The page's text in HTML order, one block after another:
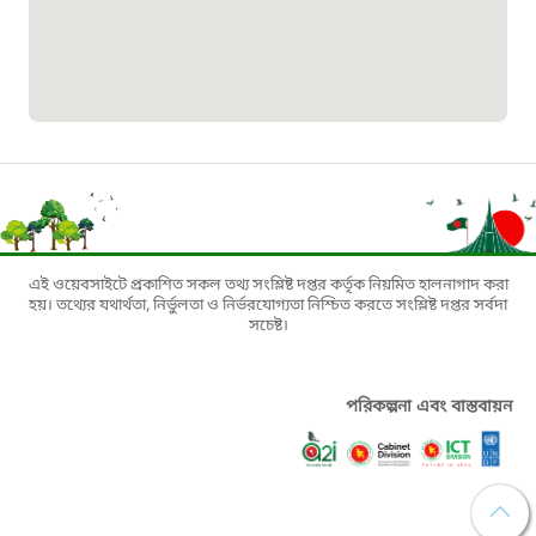
০১৯০৮৮৮৮৮৮৮
মাদকদ্রব্য নিয়ন্ত্রণ হটলাইন
১৬১১৩
জরুরী অভ্যন্তরীণ নৌ-পরিবহন হটলাইন
এই ওয়েবসাইটে প্রকাশিত সকল তথ্য সংশ্লিষ্ট দপ্তর কর্তৃক নিয়মিত হালনাগাদ করা
হয়। তথ্যের যথার্থতা, নির্ভুলতা ও নির্ভরযোগ্যতা নিশ্চিত করতে সংশ্লিষ্ট দপ্তর সর্বদা
সচেষ্ট।
পরিকল্পনা এবং বাস্তবায়ন